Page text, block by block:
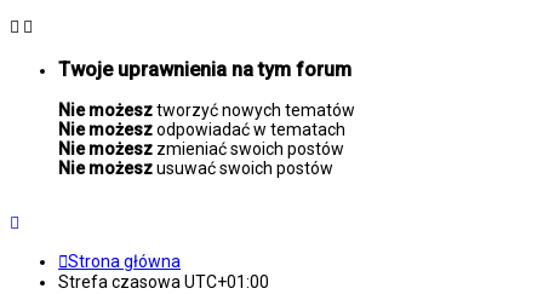
Twoje uprawnienia na tym forum
Nie możesztworzyć nowych tematów
Nie możeszodpowiadać w tematach
Nie możesz zmieniać swoich postów
Nie możeszusuwać swoich postów
Strona główna
Strefa czasowa UTC+01:00